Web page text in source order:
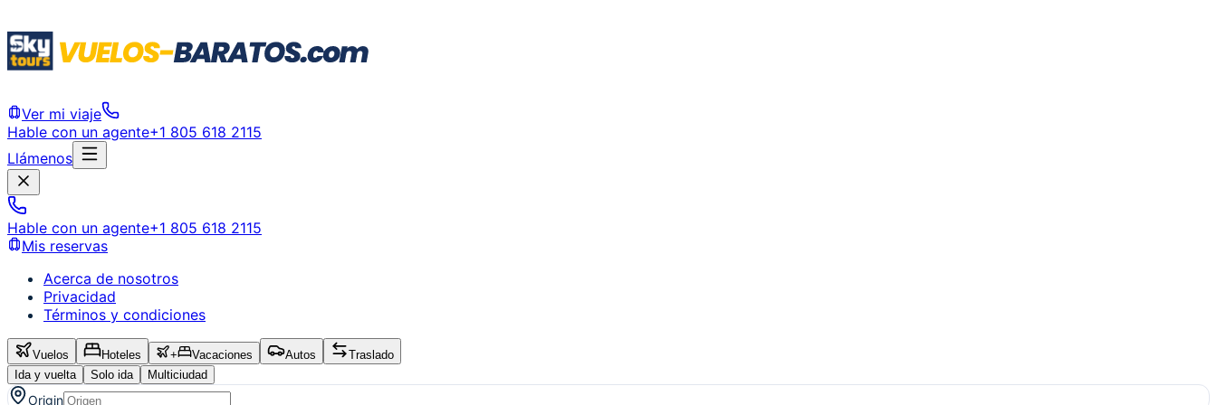
Ver mi viaje
Hable con un agente+1 805 618 2115
Llámenos
Hable con un agente+1 805 618 2115
Mis reservas
Acerca de nosotros
Privacidad
Términos y condiciones
Vuelos Hoteles + Vacaciones Autos
Traslado
Ida y vuelta
Solo ida Multiciudad
Origin